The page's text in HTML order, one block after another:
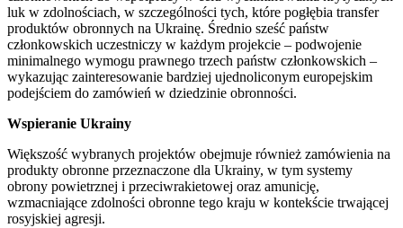
luk w zdolnościach, w szczególności tych, które pogłębia transfer
produktów obronnych na Ukrainę. Średnio sześć państw
członkowskich uczestniczy w każdym projekcie – podwojenie
minimalnego wymogu prawnego trzech państw członkowskich –
wykazując zainteresowanie bardziej ujednoliconym europejskim
podejściem do zamówień w dziedzinie obronności.
Wspieranie Ukrainy
Większość wybranych projektów obejmuje również zamówienia na
produkty obronne przeznaczone dla Ukrainy, w tym systemy
obrony powietrznej i przeciwrakietowej oraz amunicję,
wzmacniające zdolności obronne tego kraju w kontekście trwającej
rosyjskiej agresji.